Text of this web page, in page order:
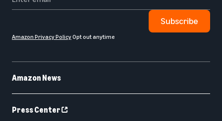
Amazon News
Press Center
Subscribe
Amazon Privacy PolicyOpt out anytime